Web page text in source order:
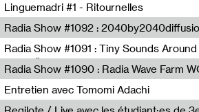
Linguemadri #1 - Ritournelles
Meris Angioletti
Radia Show #1092 :
Diffusion FM
Radia Show #1091 : Tiny Sounds
Radio Študent
Wave Farm
Entretien avec Tomomi Adachi
Tomomi Adachi,Loraine Baud